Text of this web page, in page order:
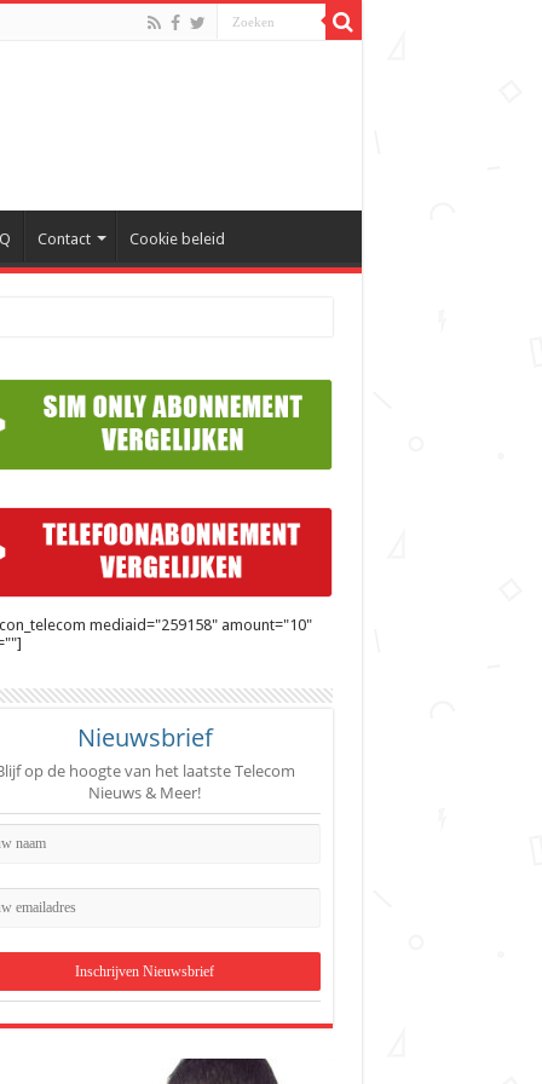
Contact Cookie beleid
mediaid="259158" amount="10"
Nieuwsbrief
op de hoogte van het laatste Telecom
Nieuws & Meer!